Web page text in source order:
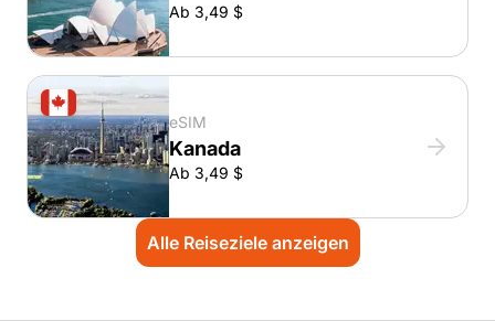
Ab 3,49 $
eSIM
Kanada
Ab 3,49 $
Alle Reiseziele anzeigen